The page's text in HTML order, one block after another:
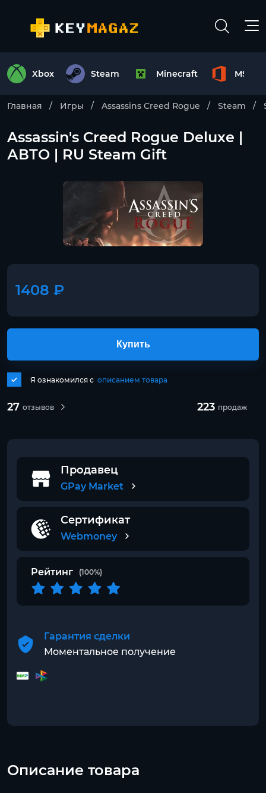
Xbox Steam Minecraft MS
Главная Игры Assassins Creed Rogue Steam
Assassin's Creed Rogue Deluxe |
АВТО | RU Steam Gift
1408 ₽
27 отзывов 223 продаж
Я ознакомился с описанием товара
Купить
Продавец
GPay Market
Сертификат
Webmoney
Рейтинг (100%)
Гарантия сделки
Моментальное получение
Описание товара